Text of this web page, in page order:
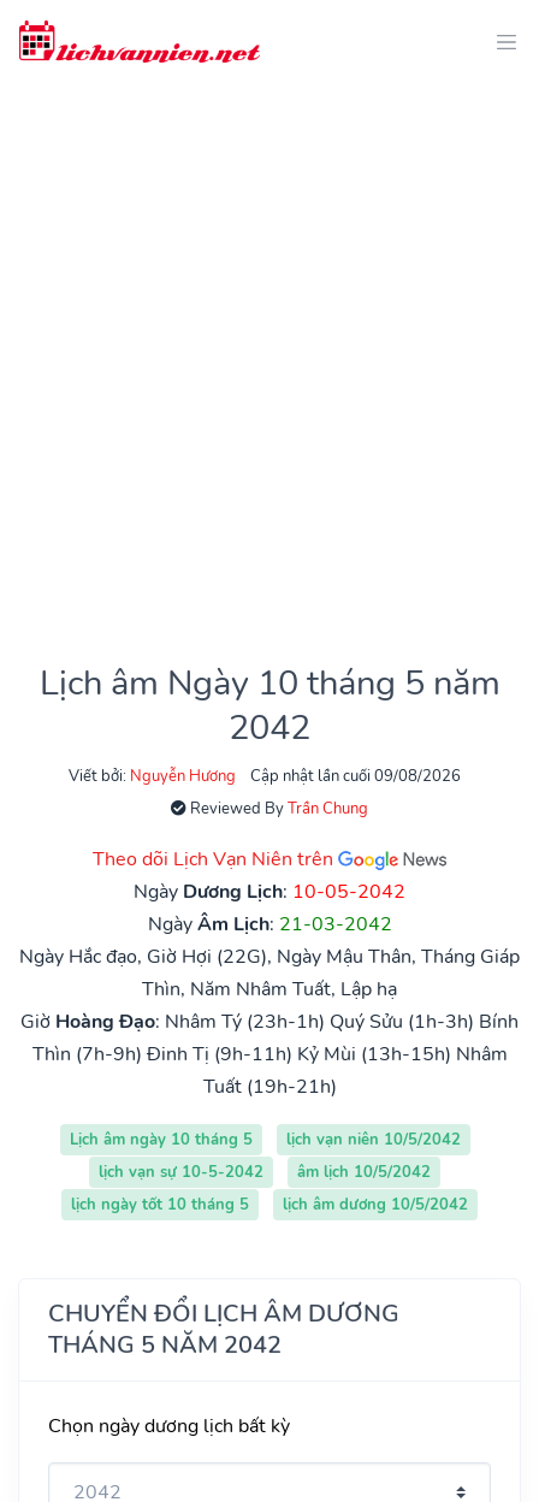
Lịch âm Ngày 10 tháng 5 năm
2042
Viết bởi: Nguyễn Hương
Cập nhật lần cuối 09/08/2026
Reviewed ByTrần Chung
Theo dõi Lịch Vạn Niên trên
Ngày Dương Lịch: 10-05-2042
NgàyÂm Lịch: 21-03-2042
Ngày Hắc đạo, Giờ Hợi (22G), Ngày Mậu Thân, Tháng Giáp
Thìn, Năm Nhâm Tuất, Lập hạ
Giờ Hoàng Đạo: Nhâm Tý (23h-1h) Quý Sửu (1h-3h) Bính
Thìn (7h-9h) Đinh Tị (9h-11h) Kỷ Mùi (13h-15h) Nhâm
Tuất (19h-21h)
Lịch âm ngày 10 tháng 5
lịch vạn niên 10/5/2042
lịch vạn sự 10-5-2042
âm lịch 10/5/2042
lịch ngày tốt 10 tháng 5
lịch âm dương 10/5/2042
CHUYỂN ĐỔI LỊCH ÂM DƯƠNG
THÁNG 5 NĂM 2042
Chọn ngày dương lịch bất kỳ